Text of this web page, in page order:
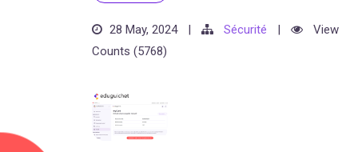
28 May, 2024 | Sécurité |
View
Counts (5768)